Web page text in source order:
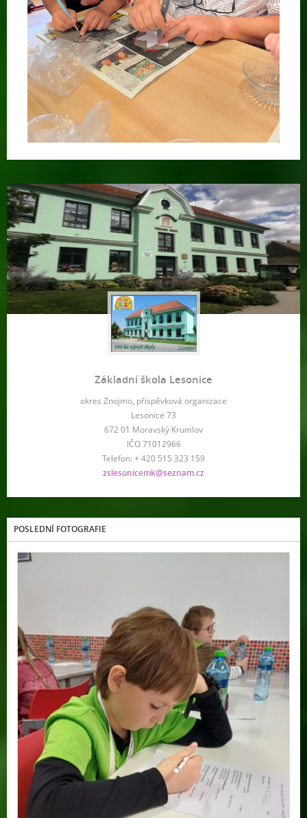
Základní škola Lesonice
okres Znojmo, příspěvková organizace
Lesonice 73
672 01 Moravský Krumlov
IČO 71012966
Telefon: + 420 515 323 159
zslesonicemk@seznam.cz
POSLEDNÍ FOTOGRAFIE